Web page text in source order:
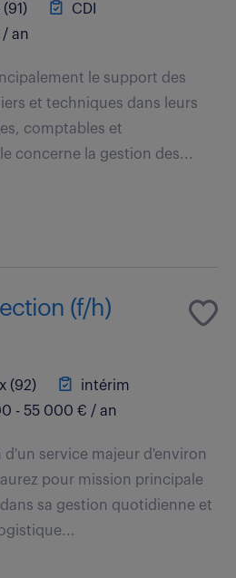
CDI
an
le support des
et techniques dans leurs
comptables et
concerne la gestion des...
(f/h)
(92)
intérim
- 55 000 € / an
d'un service majeur d'environ
pour mission principale
sa gestion quotidienne et